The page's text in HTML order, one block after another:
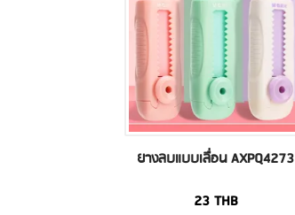
ยางลบแบบเลื่อน AXPQ4273
23THB